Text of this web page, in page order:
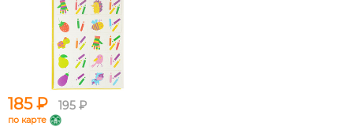
185 ₽ 195 ₽
по карте